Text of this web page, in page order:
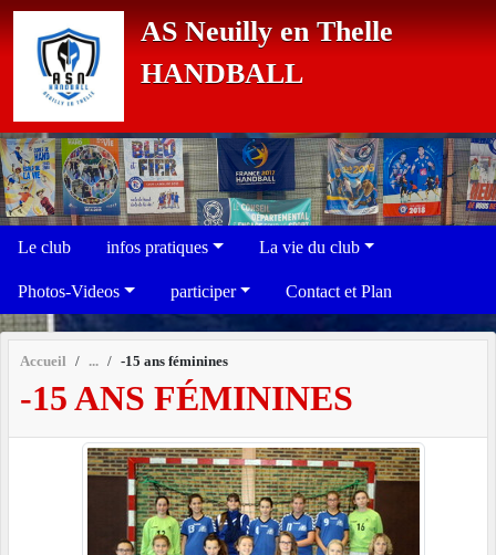
AS Neuilly en Thelle
HANDBALL
Le club infos pratiques La vie du club
Photos-Videos participer Contact et Plan
Accueil -15 ans féminines
-15 ANS FÉMININES
Panneau de gestion des cookies